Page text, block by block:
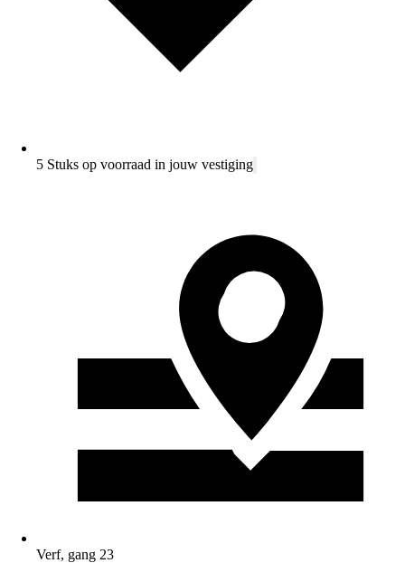
5 Stuks op voorraad in jouw vestiging
Verf, gang 23